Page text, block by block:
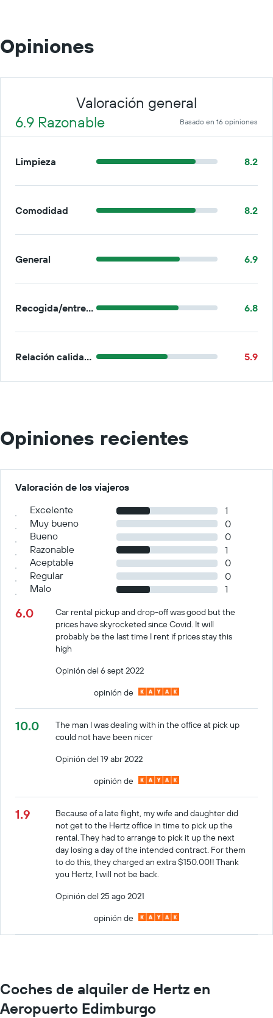
Opiniones
Valoración general
6.9 Razonable
Basado en 16 opiniones
Limpieza 8.2
Comodidad 8.2
General 6.9
Recogida/entrega 6.8
Relación calidad-precio 5.9
Opiniones recientes
Valoración de los viajeros
Excelente
1
Muy bueno
0
Bueno
0
Razonable
1
Aceptable
0
Regular
0
Malo
1
6.0
Car rental pickup and drop-off was good but the
prices have skyrocketed since Covid. It will
probably be the last time I rent if prices stay this
high
Opinión del 6 sept 2022
opinión de
10.0
The man I was dealing with in the office at pick up
could not have been nicer
Opinión del 19 abr 2022
opinión de
1.9
Because of a late flight, my wife and daughter did
not get to the Hertz office in time to pick up the
rental. They had to arrange to pick it up the next
day losing a day of the intended contract. For them
to do this, they charged an extra $150.00!! Thank
you Hertz, I will not be back.
Opinión del 25 ago 2021
opinión de
Coches de alquiler de Hertz en
Aeropuerto Edimburgo